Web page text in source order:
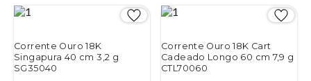
Corrente Ouro 18K
Singapura 40 cm 3,2 g
SG35040
Corrente Ouro 18K Cart
Cadeado Longo 60 cm 7,9 g
CTL70060